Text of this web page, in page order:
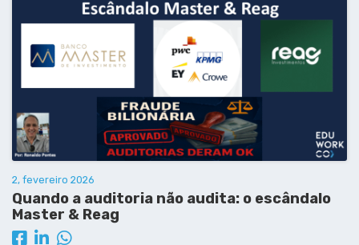
2, fevereiro 2026
Quando a auditoria não audita: o escândalo
Master & Reag